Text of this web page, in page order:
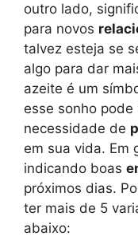
outro lado,
para novos
talvez esteja se
algo para dar
azeite é um
esse sonho
necessidade de
em sua vida. Em
indicando boas
próximos dias.
ter mais de 5
abaixo: